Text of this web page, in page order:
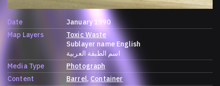
Date
January 1990
Map Layers
Toxic Waste
Sublayer name English
اسم الطبقة العربية
Media Type
Photograph
Content
Barrel Container